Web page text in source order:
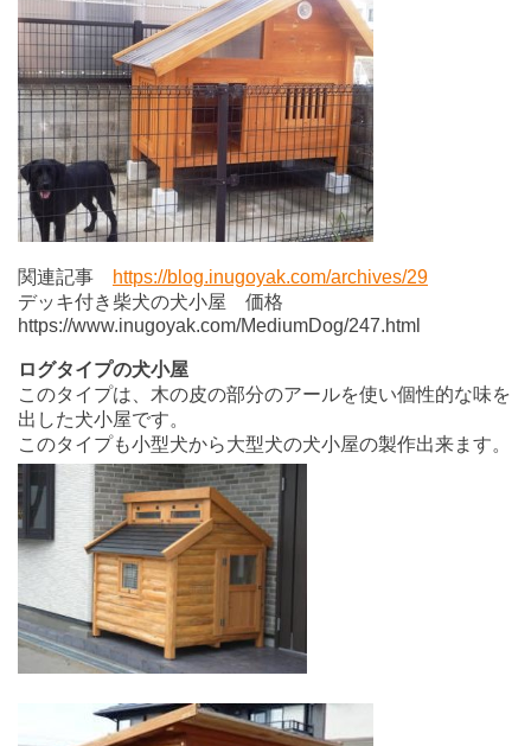
関連記事
https://blog.inugoyak.com/archives/29
デッキ付き柴犬の犬小屋 価格
https://www.inugoyak.com/MediumDog/247.html
ログタイプの犬小屋
このタイプは、木の皮の部分のアールを使い個性的な味を
出した犬小屋です。
このタイプも小型犬から大型犬の犬小屋の製作出来ます。